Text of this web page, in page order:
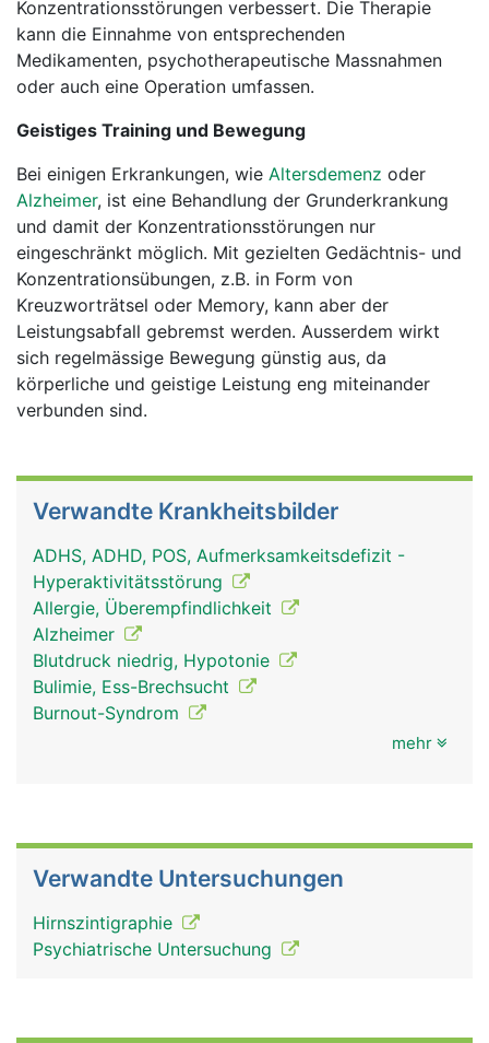
Konzentrationsstörungen verbessert. Die Therapie
kann die Einnahme von entsprechenden
Medikamenten, psychotherapeutische Massnahmen
oder auch eine Operation umfassen.
Geistiges Training und Bewegung
Bei einigen Erkrankungen, wie Altersdemenz oder
Alzheimer, ist eine Behandlung der Grunderkrankung
und damit der Konzentrationsstörungen nur
eingeschränkt möglich. Mit gezielten Gedächtnis- und
Konzentrationsübungen, z.B. in Form von
Kreuzworträtsel oder Memory, kann aber der
Leistungsabfall gebremst werden. Ausserdem wirkt
sich regelmässige Bewegung günstig aus, da
körperliche und geistige Leistung eng miteinander
verbunden sind.
Verwandte Krankheitsbilder
ADHS, ADHD, POS, Aufmerksamkeitsdefizit -
Hyperaktivitätsstörung
Allergie, Überempfindlichkeit
Alzheimer
Blutdruck niedrig, Hypotonie
Bulimie, Ess-Brechsucht
Burnout-Syndrom
mehr
Verwandte Untersuchungen
Hirnszintigraphie
Psychiatrische Untersuchung